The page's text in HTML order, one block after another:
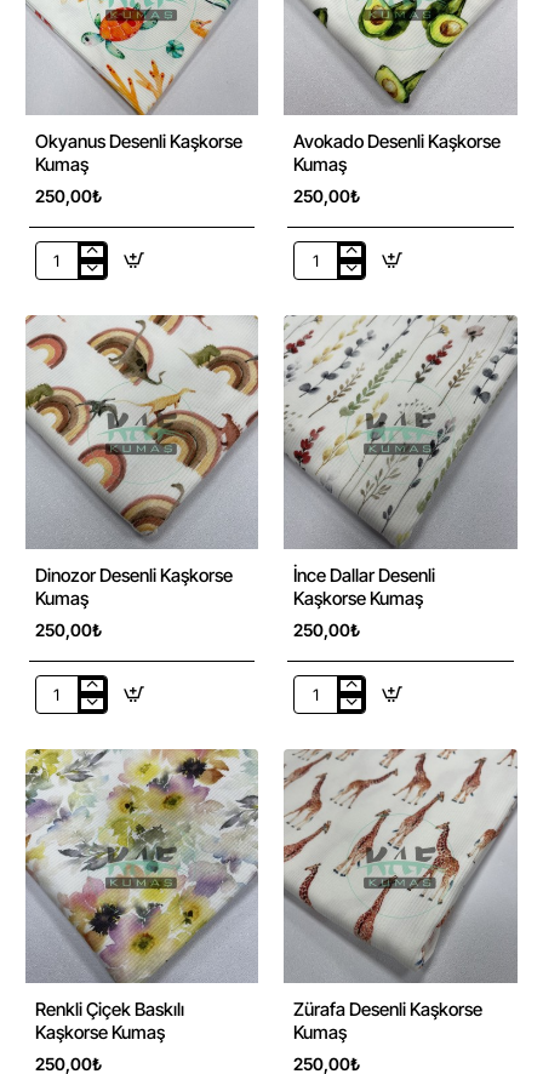
Okyanus Desenli Kaşkorse
Kumaş
250,00₺
Okyanus
Kaşkorse
Kumaş
Avokado Desenli Kaşkorse
Kumaş
250,00₺
Avokado
Kaşkorse
Kumaş
Dinozor Desenli Kaşkorse
Kumaş
250,00₺
Dinozor
Kaşkorse
Kumaş
İnce Dallar Desenli
Kaşkorse Kumaş
250,00₺
İnce
Desenli
Kaşkorse
Kumaş
Renkli Çiçek Baskılı
Kaşkorse Kumaş
250,00₺
Zürafa Desenli Kaşkorse
Kumaş
250,00₺